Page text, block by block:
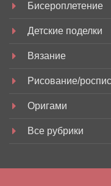
Бисероплетение
Детские поделки
Вязание
Рисование/
Оригами
Все рубрики